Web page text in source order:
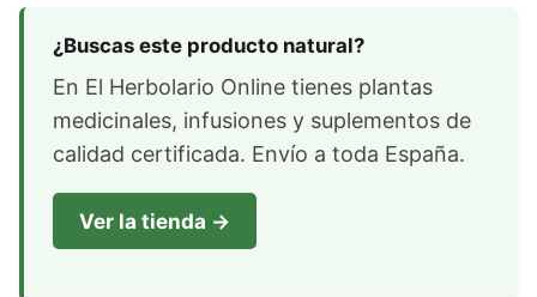
¿Buscas este producto natural?
En El Herbolario Online tienes plantas
medicinales, infusiones y suplementos de
calidad certificada. Envío a toda España.
Ver la tienda →